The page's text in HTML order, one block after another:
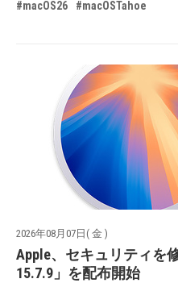
#macOS26 #macOSTahoe
2026年08月07日( 金 )
Apple、セキュリティを
15.7.9」を配布開始